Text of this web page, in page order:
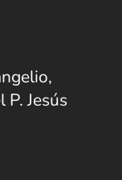
Jesús